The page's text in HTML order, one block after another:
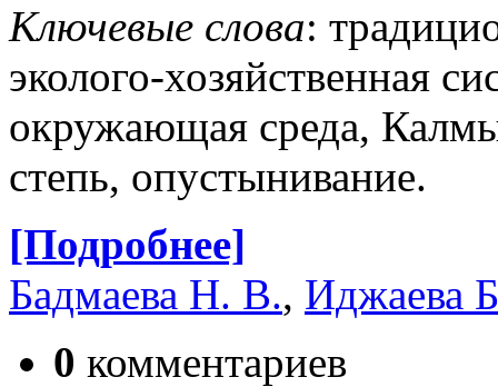
Ключевые слова:
эколого-хозяйственная
окружающая среда,
степь, опустынивание.
[Подробнее]
Бадмаева Н. В., Иджаева
0 комментариев